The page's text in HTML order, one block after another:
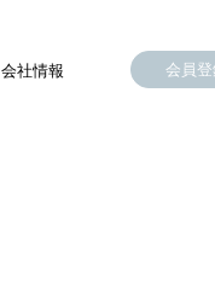
会社情報 会員